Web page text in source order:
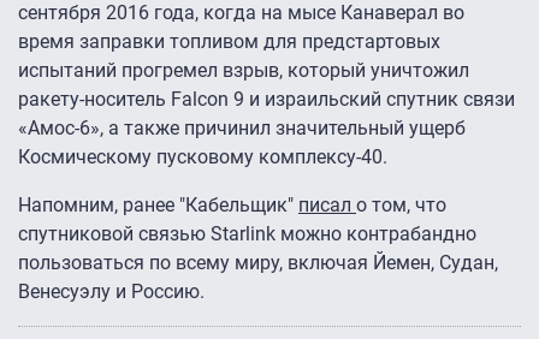
сентября 2016 года, когда на мысе Канаверал во
время заправки топливом для предстартовых
испытаний прогремел взрыв, который уничтожил
ракету-носитель Falcon 9 и израильский спутник связи
«Амос-6», а также причинил значительный ущерб
Космическому пусковому комплексу-40.
Напомним, ранее "Кабельщик" писал о том, что
спутниковой связью Starlink можно контрабандно
пользоваться по всему миру, включая Йемен, Судан,
Венесуэлу и Россию.